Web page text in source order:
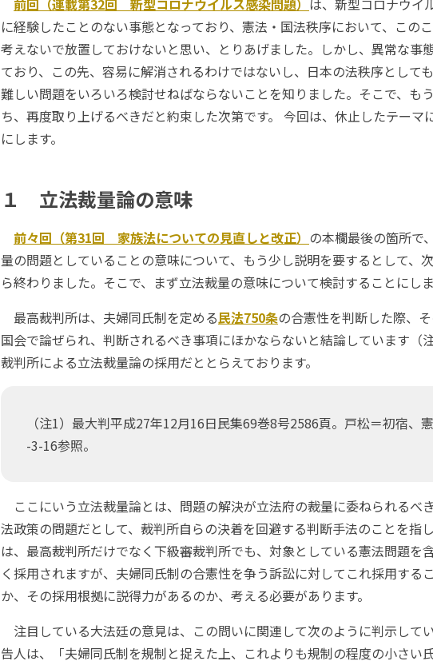
前回（連載第32回 新型コロナウイルス感染問題） は、新型コロナウイ
に経験したことのない事態となっており、憲法・国法秩序において、この
考えないで放置しておけないと思い、とりあげました。しかし、異常な事
ており、この先、容易に解消されるわけではないし、日本の法秩序として
難しい問題をいろいろ検討せねばならないことを知りました。そこで、も
ち、再度取り上げるべきだと約束した次第です。 今回は、休止したテーマ
にします。
１ 立法裁量論の意味
前々回（第31回 家族法についての見直しと改正） の本欄最後の箇所で
量の問題としていることの意味について、もう少し説明を要するとして、
ら終わりました。そこで、まず立法裁量の意味について検討することにしま
最高裁判所は、夫婦同氏制を定める民法750条の合憲性を判断した際、
国会で論ぜられ、判断されるべき事項にほかならないと結論しています（
裁判所による立法裁量論の採用だととらえております。
（注1）最大判平成27年12月16日民集69巻8号2586頁。戸松＝初宿、
-3-16参照。
ここにいう立法裁量論とは、問題の解決が立法府の裁量に委ねられるべ
法政策の問題だとして、裁判所自らの決着を回避する判断手法のことを指
は、最高裁判所だけでなく下級審裁判所でも、対象としている憲法問題を
く採用されますが、夫婦同氏制の合憲性を争う訴訟に対してこれ採用する
か、その採用根拠に説得力があるのか、考える必要があります。
注目している大法廷の意見は、この問いに関連して次のように判示して
告人は、「夫婦同氏制を規制と捉えた上、これよりも規制の程度の小さい